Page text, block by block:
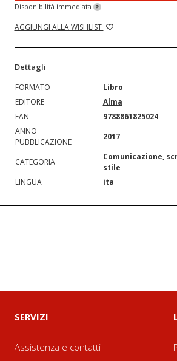
Disponibilità immediata ?
AGGIUNGI ALLA WISHLIST
Dettagli
FORMATO
Libro
EDITORE
Alma
EAN
9788861825024
ANNO
PUBBLICAZIONE
2017
CATEGORIA
Comunicazione,
stile
LINGUA
ita
SERVIZI
Assistenza e contatti